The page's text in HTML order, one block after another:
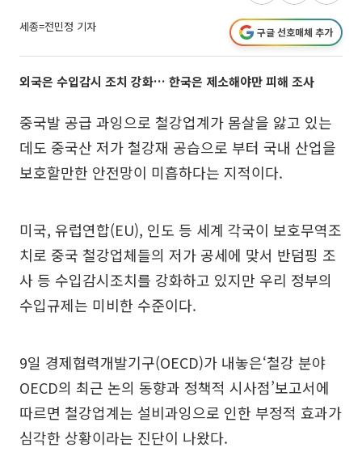
세종=전민정 기자 구글 선호매체 추가
외국은 수입감시 조치 강화… 한국은 제소해야만 피해 조사
중국발 공급 과잉으로 철강업계가 몸살을 앓고 있는
데도 중국산 저가 철강재 공습으로 부터 국내 산업을
보호할만한 안전망이 미흡하다는 지적이다.
미국, 유럽연합(EU), 인도 등 세계 각국이 보호무역조
치로 중국 철강업체들의 저가 공세에 맞서 반덤핑 조
사 등 수입감시조치를 강화하고 있지만 우리 정부의
수입규제는 미비한 수준이다.
9일 경제협력개발기구(OECD)가 내놓은‘철강 분야
OECD의 최근 논의 동향과 정책적 시사점’보고서에
따르면 철강업계는 설비과잉으로 인한 부정적 효과가
심각한 상황이라는 진단이 나왔다.